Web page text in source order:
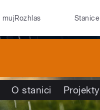
mujRozhlas Stanice
O stanici Projekty